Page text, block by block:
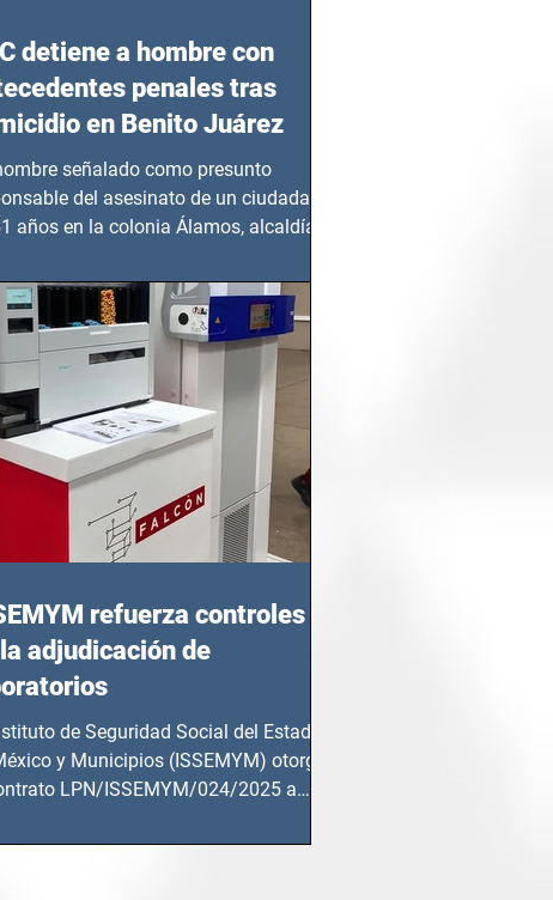
detiene a hombre con
penales tras
en Benito Juárez
señalado como presunto
del asesinato de un ciudadano
años en la colonia Álamos, alcaldía
refuerza controles
adjudicación de
de Seguridad Social del Estado
y Municipios (ISSEMYM) otorgó
LPN/ISSEMYM/024/2025 a